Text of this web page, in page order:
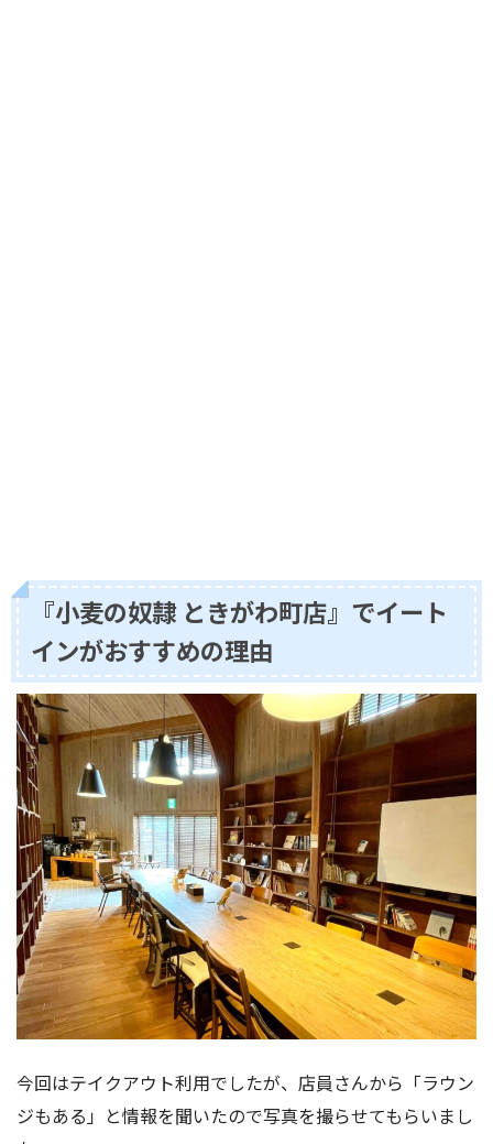
『小麦の奴隷 ときがわ町店』でイート
インがおすすめの理由
今回はテイクアウト利用でしたが、店員さんから「ラウン
ジもある」と情報を聞いたので写真を撮らせてもらいまし